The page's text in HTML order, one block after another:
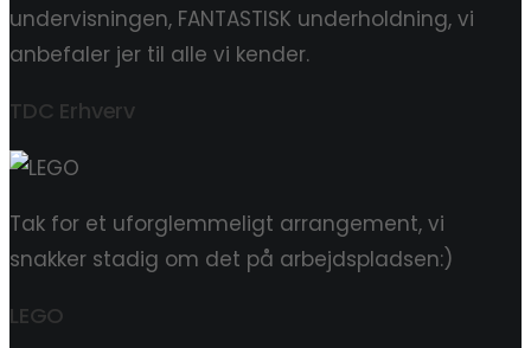
undervisningen, FANTASTISK underholdning, vi
anbefaler jer til alle vi kender.
TDC Erhverv
Tak for et uforglemmeligt arrangement, vi
snakker stadig om det på arbejdspladsen:)
LEGO